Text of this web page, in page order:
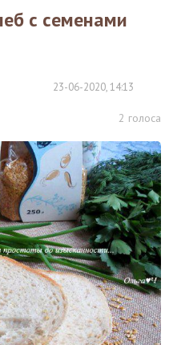
с семенами
23-06-2020, 14:13
2 голоса